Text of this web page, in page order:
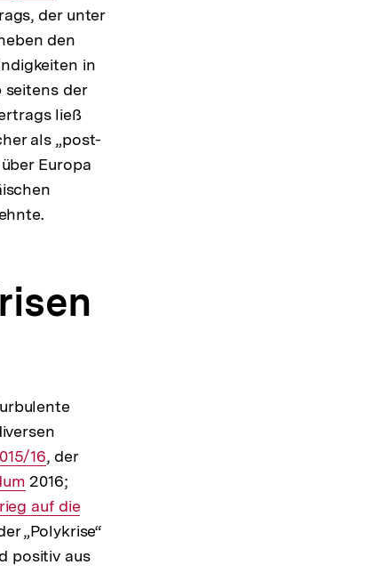
der unter
den
in
seitens der
ließ
als „post-
Europa
16, der
2016;
auf die
„Polykrise“
positiv aus